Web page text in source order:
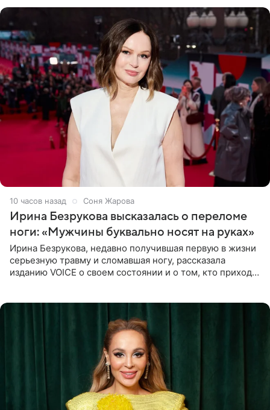
10 часов назад Соня Жарова
Ирина Безрукова высказалась о переломе
ноги: «Мужчины буквально носят на руках»
Ирина Безрукова, недавно получившая первую в жизни
серьезную травму и сломавшая ногу, рассказала
изданию VOICE о своем состоянии и о том, кто приходит